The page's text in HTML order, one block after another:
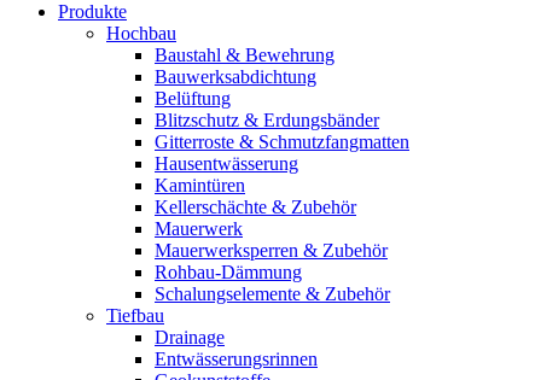
Produkte
Hochbau
Baustahl & Bewehrung
Bauwerksabdichtung
Belüftung
Blitzschutz & Erdungsbänder
Gitterroste & Schmutzfangmatten
Hausentwässerung
Kamintüren
Kellerschächte & Zubehör
Mauerwerk
Mauerwerksperren & Zubehör
Rohbau-Dämmung
Schalungselemente & Zubehör
Tiefbau
Drainage
Entwässerungsrinnen